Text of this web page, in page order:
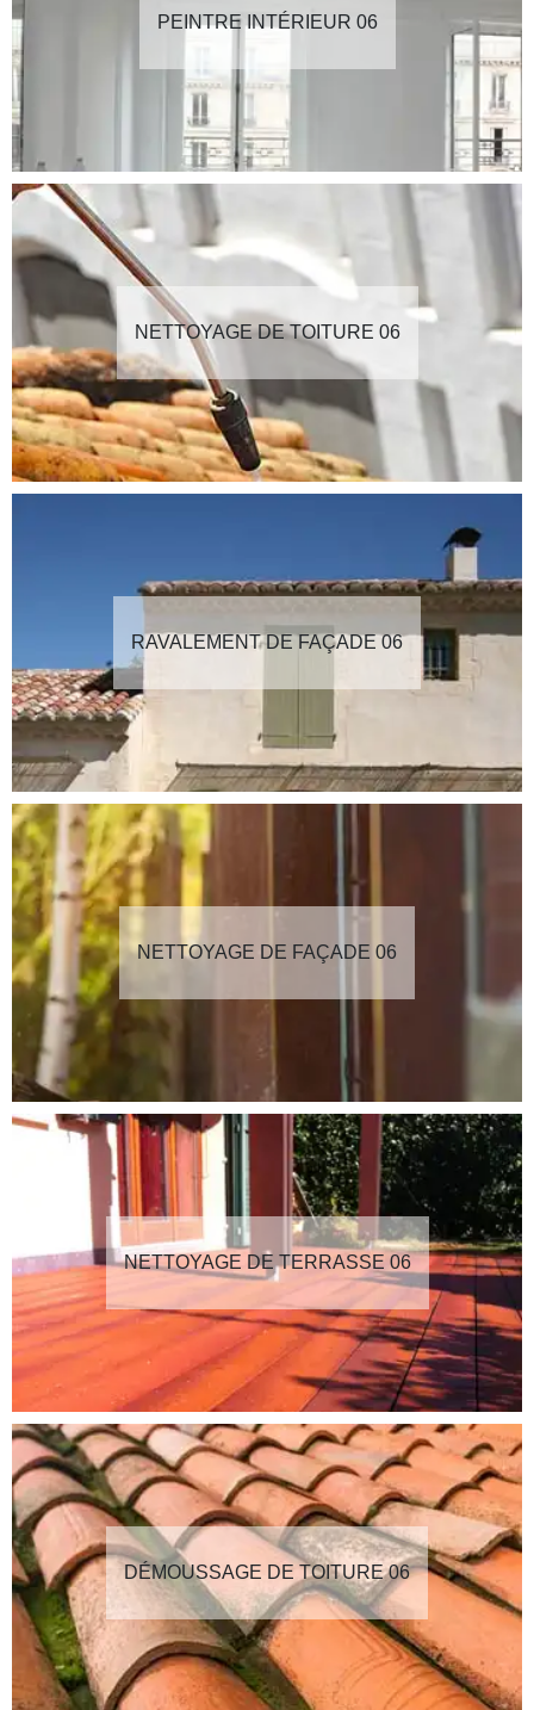
PEINTRE INTÉRIEUR 06
NETTOYAGE DE TOITURE 06
RAVALEMENT DE FAÇADE 06
NETTOYAGE DE FAÇADE 06
NETTOYAGE DE TERRASSE 06
DÉMOUSSAGE DE TOITURE 06